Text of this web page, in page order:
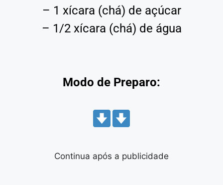
– 1 xícara (chá) de açúcar
– 1/2 xícara (chá) de água
Modo de Preparo:
Continua após a publicidade